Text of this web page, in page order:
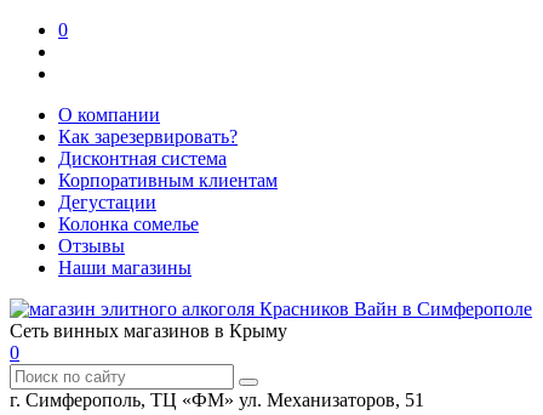
0
О компании
Как зарезервировать?
Дисконтная система
Корпоративным клиентам
Дегустации
Колонка сомелье
Отзывы
Наши магазины
Сеть винных магазинов в Крыму
0
г. Симферополь, ТЦ «ФМ» ул. Механизаторов, 51